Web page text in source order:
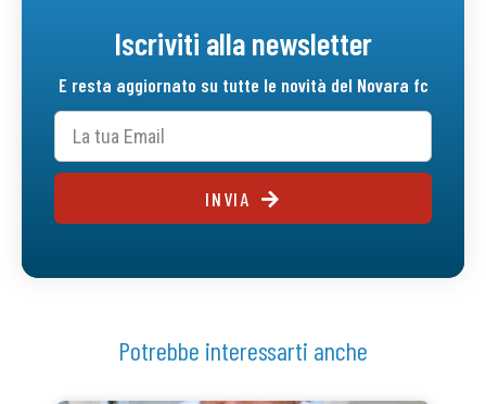
Iscriviti alla newsletter
E resta aggiornato su tutte le novità del Novara fc
INVIA
Potrebbe interessarti anche